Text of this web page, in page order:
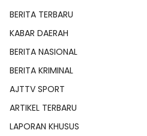
BERITA TERBARU
KABAR DAERAH
BERITA NASIONAL
BERITA KRIMINAL
AJTTV SPORT
ARTIKEL TERBARU
LAPORAN KHUSUS